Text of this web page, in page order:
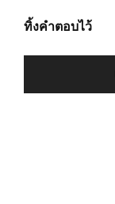
ทิ้งคำตอบไว้